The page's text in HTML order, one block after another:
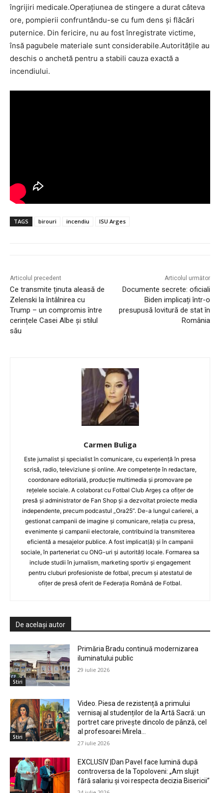
îngrijiri medicale.Operațiunea de stingere a durat câteva
ore, pompierii confruntându-se cu fum dens și flăcări
puternice. Din fericire, nu au fost înregistrate victime,
însă pagubele materiale sunt considerabile.Autoritățile au
deschis o anchetă pentru a stabili cauza exactă a
incendiului.
TAGS birouri incendiu ISU Arges
Articolul precedent
Ce transmite ținuta aleasă de
Zelenski la întâlnirea cu
Trump – un compromis între
cerințele Casei Albe și stilul
său
Articolul următor
Documente secrete: oficiali
Biden implicați într-o
presupusă lovitură de stat în
România
Carmen Buliga
Este jurnalist și specialist în comunicare, cu experiență în presa
scrisă, radio, televiziune și online. Are competențe în redactare,
coordonare editorială, producție multimedia și promovare pe
rețelele sociale. A colaborat cu Fotbal Club Argeș ca ofițer de
presă și administrator de Fan Shop și a dezvoltat proiecte media
independente, precum podcastul „Ora25”. De-a lungul carierei, a
gestionat campanii de imagine și comunicare, relația cu presa,
evenimente și campanii electorale, contribuind la transmiterea
eficientă a mesajelor publice. A fost implicat(ă) și în campanii
sociale, în parteneriat cu ONG-uri și autorități locale. Formarea sa
include studii în jurnalism, marketing sportiv și engagement
pentru cluburi profesioniste de fotbal, precum și atestatul de
ofițer de presă oferit de Federația Română de Fotbal.
De același autor
Stiri
Primăria Bradu continuă modernizarea
iluminatului public
29 iulie 2026
Stiri
Video. Piesa de rezistență a primului
vernisaj al studenților de la Artă Sacră: un
portret care privește dincolo de pânză, cel
al profesoarei Mirela...
27 iulie 2026
EXCLUSIV |Dan Pavel face lumină după
controversa de la Topoloveni: „Am slujit
fără salariu și voi respecta decizia Bisericii”